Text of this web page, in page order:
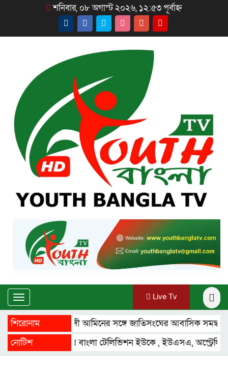
শনিবার, ০৮ অগাস্ট ২০২৬, ১২:৫৩ পূর্বাহ্ন
Toggle
navigation
Live Tv
শিরোনামমাহ্দী আমিনের সঙ্গে জাতিসংঘের আবাসিক সমন্বয়কারীর
নোটিশ ইয়ুথ বাংলা টেলিভিশন ইউকে , ইউএসএ, অস্ট্রেলিয়া